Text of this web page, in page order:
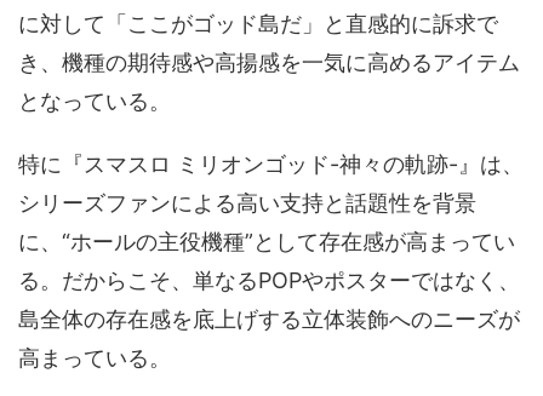
に対して「ここがゴッド島だ」と直感的に訴求で
き、機種の期待感や高揚感を一気に高めるアイテム
となっている。
特に『スマスロ ミリオンゴッド-神々の軌跡-』は、
シリーズファンによる高い支持と話題性を背景
に、“ホールの主役機種”として存在感が高まってい
る。だからこそ、単なるPOPやポスターではなく、
島全体の存在感を底上げする立体装飾へのニーズが
高まっている。